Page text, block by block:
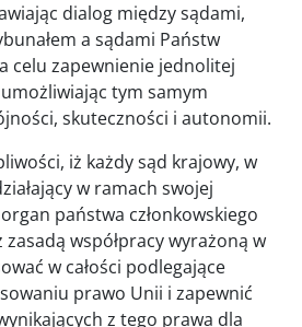
dialog między sądami,
a sądami Państw
celu zapewnienie jednolitej
tym samym
skuteczności i autonomii.
iż każdy sąd krajowy, w
w ramach swojej
państwa członkowskiego
współpracy wyrażoną w
w całości podlegające
prawo Unii i zapewnić
z tego prawa dla